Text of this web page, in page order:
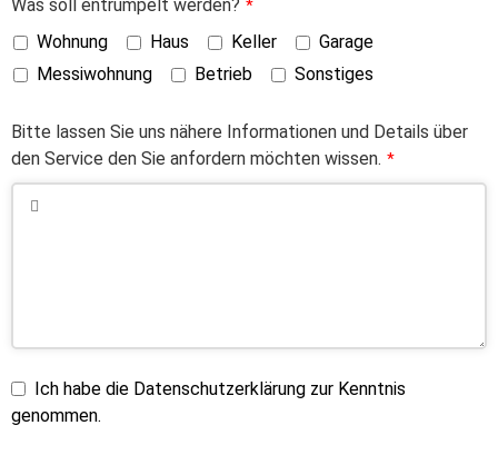
Was soll entrümpelt werden? *
Wohnung Haus Keller
Garage
Messiwohnung
Betrieb Sonstiges
Bitte lassen Sie uns nähere Informationen und Details über
den Service den Sie anfordern möchten wissen. *
Ich habe die Datenschutzerklärung zur Kenntnis
genommen.